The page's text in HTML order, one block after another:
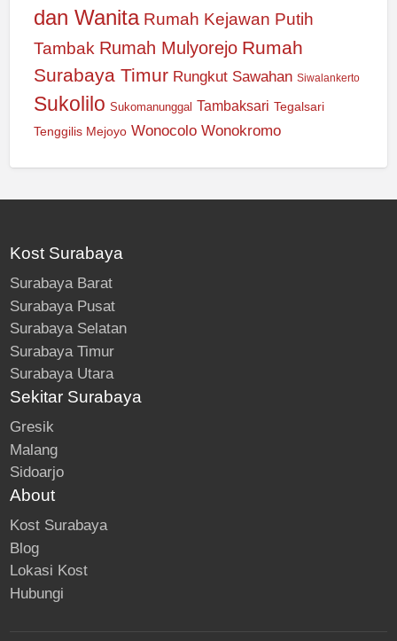
dan Wanita Rumah Kejawan Putih
Tambak Rumah Mulyorejo Rumah
Surabaya Timur Rungkut Sawahan Siwalankerto
Sukolilo Sukomanunggal Tambaksari Tegalsari
Tenggilis Mejoyo Wonocolo Wonokromo
Kost Surabaya
Surabaya Barat
Surabaya Pusat
Surabaya Selatan
Surabaya Timur
Surabaya Utara
Sekitar Surabaya
Gresik
Malang
Sidoarjo
About
Kost Surabaya
Blog
Lokasi Kost
Hubungi